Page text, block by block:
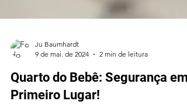
9 de mai. de 2024
2 min de leitura
Quarto do Bebê: Segurança em